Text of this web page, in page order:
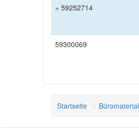
» 59252714
59300069
Startseite Büromaterial